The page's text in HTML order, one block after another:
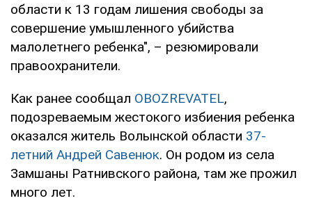
области к 13 годам лишения свободы за
совершение умышленного убийства
малолетнего ребенка", – резюмировали
правоохранители.
Как ранее сообщал OBOZREVATEL,
подозреваемым жестокого избиения ребенка
оказался житель Волынской области 37-
летний Андрей Савенюк. Он родом из села
Замшаны Ратнивского района, там же прожил
много лет.